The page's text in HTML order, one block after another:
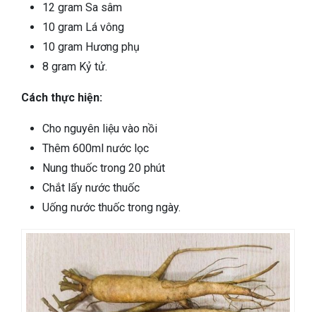
12 gram Sa sâm
10 gram Lá vông
10 gram Hương phụ
8 gram Kỷ tử.
Cách thực hiện:
Cho nguyên liệu vào nồi
Thêm 600ml nước lọc
Nung thuốc trong 20 phút
Chắt lấy nước thuốc
Uống nước thuốc trong ngày.